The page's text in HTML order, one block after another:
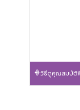
วิธีดูคุณสมบัติพี่เลี้ยงที่